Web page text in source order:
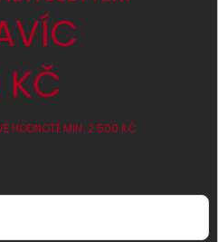
KČ
HODNOTĚ MIN. 2 500 KČ